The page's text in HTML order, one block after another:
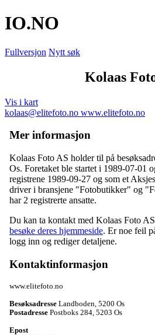
IO.NO
Fullversjon Nytt søk
Kolaas
Vis i kart
kolaas@elitefoto.no www.elitefoto.no
Mer informasjon
Kolaas Foto AS holder til på
Os. Foretaket ble startet i 1989-07-01
registrene 1989-09-27 og som et
driver i bransjene "Fotobutikker" og
har 2 registrerte ansatte.
Du kan ta kontakt med Kolaas Foto
besøke deres hjemmeside. Er noe feil
logg inn og rediger detaljene.
Kontaktinformasjon
www.elitefoto.no
Besøksadresse Landboden 5200 Os
Postadresse Postboks 284 5203 Os
Epost